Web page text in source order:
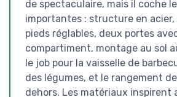
de spectaculaire, mais il coche
importantes : structure en acier,
pieds réglables, deux portes
compartiment, montage au sol
le job pour la vaisselle de
des légumes, et le rangement
dehors. Les matériaux inspirent